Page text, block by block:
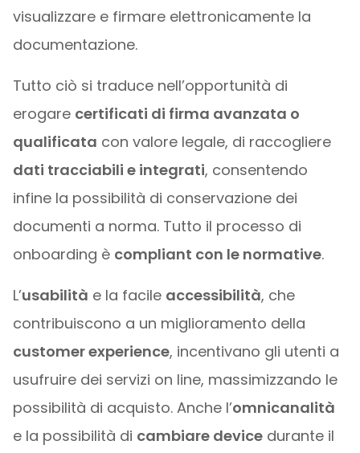
visualizzare e firmare elettronicamente la
documentazione.
Tutto ciò si traduce nell’opportunità di
erogare certificati di firma avanzata o
qualificata con valore legale, di raccogliere
dati tracciabili e integrati, consentendo
infine la possibilità di conservazione dei
documenti a norma. Tutto il processo di
onboarding è compliant con le normative.
L’usabilità e la facile accessibilità, che
contribuiscono a un miglioramento della
customer experience, incentivano gli utenti a
usufruire dei servizi on line, massimizzando le
possibilità di acquisto. Anche l’omnicanalità
e la possibilità di cambiare devicedurante il